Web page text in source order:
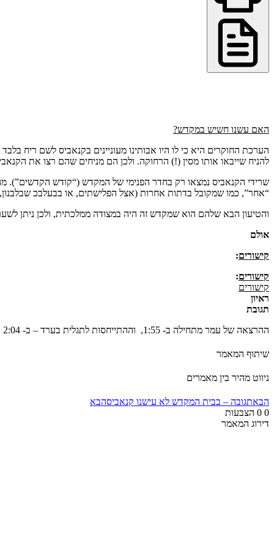
האם עשנו חשיש במקדש?
הערכת החוקרים היא כי לו היו אבותינו מעוניינים בקנאביס לשם ריח
להניח שייבאו אותו מסין (!) הרחוקה. ולכן הם מניחים שהם רצו את הקנאביס
שרידי הקנאביס נמצאו רק בחדר הפנימי של המקדש (“קודש הקדשים”).
“אחר”, כמו שמקובל בדתות אחרות (אצל הפלישתים, או בבעלבכ
והטיעון הבא שלהם הוא שמקדש זה היה במצודה ממלכתית, ולכן ניתן
אולם
קישורים:
קישורים:
קישורים
ראיון
תגובת
ההרצאה של עמר מתחילה ב- 1:55, וההתייחסות לתגלית בערד – ב- 2:04
שיתוף המאמר
ניווט מהיר בין מאמרים
הבאתגובה – בבית המקדש לא עישנו קנאביסהבא
0
0 הצבעות
דירוג המאמר